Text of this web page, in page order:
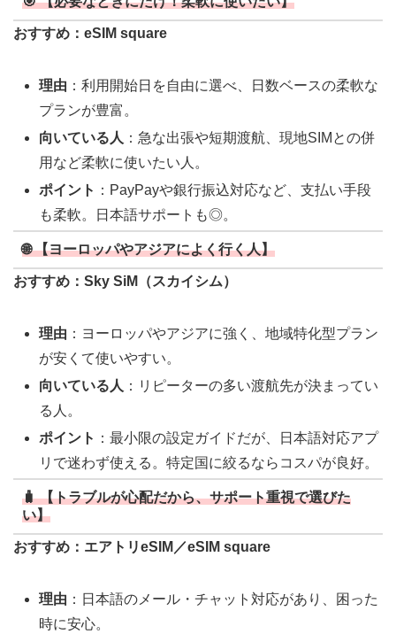
おすすめ：eSIM square
理由 ：利用開始日を自由に選べ、日数ベースの柔軟な
プランが豊富。
向いている人 ：急な出張や短期渡航、現地SIMとの併
用など柔軟に使いたい人。
ポイント ：PayPayや銀行振込対応など、支払い手段
も柔軟。日本語サポートも◎。
🌐 【ヨーロッパやアジアによく行く人】
おすすめ：Sky SiM（スカイシム）
理由 ：ヨーロッパやアジアに強く、地域特化型プラン
が安くて使いやすい。
向いている人 ：リピーターの多い渡航先が決まってい
る人。
ポイント ：最小限の設定ガイドだが、日本語対応アプ
リで迷わず使える。特定国に絞るならコスパが良好。
🧳 【トラブルが心配だから、サポート重視で選びた
い】
おすすめ：エアトリeSIM／eSIM square
理由 ：日本語のメール・チャット対応があり、困った
時に安心。